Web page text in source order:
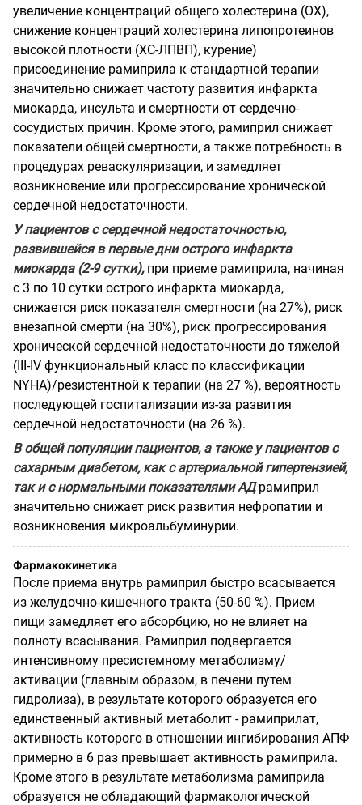
увеличение концентраций общего холестерина (ОХ),
снижение концентраций холестерина липопротеинов
высокой плотности (ХС-ЛПВП), курение)
присоединение рамиприла к стандартной терапии
значительно снижает частоту развития инфаркта
миокарда, инсульта и смертности от сердечно-
сосудистых причин. Кроме этого, рамиприл снижает
показатели общей смертности, а также потребность в
процедурах реваскуляризации, и замедляет
возникновение или прогрессирование хронической
сердечной недостаточности.
У пациентов с сердечной недостаточностью,
развившейся в первые дни острого инфаркта
миокарда (2-9 сутки),при приеме рамиприла, начиная
с 3 по 10 сутки острого инфаркта миокарда,
снижается риск показателя смертности (на 27%), риск
внезапной смерти (на 30%), риск прогрессирования
хронической сердечной недостаточности до тяжелой
(III-IV функциональный класс по классификации
NYНА)/резистентной к терапии (на 27 %), вероятность
последующей госпитализации из-за развития
сердечной недостаточности (на 26 %).
В общей популяции пациентов, а также у пациентов с
сахарным диабетом, как с артериальной гипертензией,
так и с нормальными показателями АДрамиприл
значительно снижает риск развития нефропатии и
возникновения микроальбуминурии.
Фармакокинетика
После приема внутрь рамиприл быстро всасывается
из желудочно-кишечного тракта (50-60 %). Прием
пищи замедляет его абсорбцию, но не влияет на
полноту всасывания. Рамиприл подвергается
интенсивному пресистемному метаболизму/
активации (главным образом, в печени путем
гидролиза), в результате которого образуется его
единственный активный метаболит - рамиприлат,
активность которого в отношении ингибирования АПФ
примерно в 6 раз превышает активность рамиприла.
Кроме этого в результате метаболизма рамиприла
образуется не обладающий фармакологической